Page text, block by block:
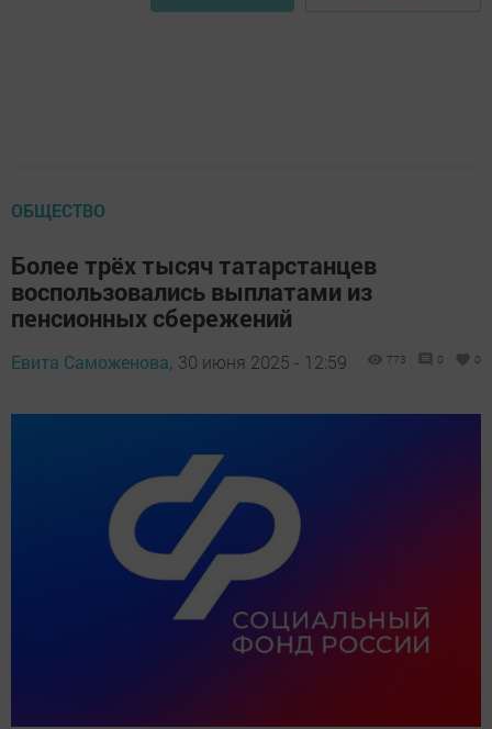
ОБЩЕСТВО
Более трёх тысяч татарстанцев
воспользовались выплатами из
пенсионных сбережений
Евита Саможенова, 30 июня 2025 - 12:59 773 0 0